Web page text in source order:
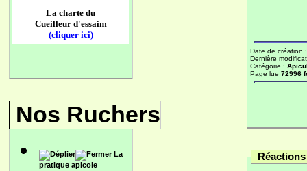
La charte du
Cueilleur d'essaim
(cliquer ici)
Nos Ruchers
La
pratique apicole
Date de création
Dernière
Catégorie :
Page lue 72996